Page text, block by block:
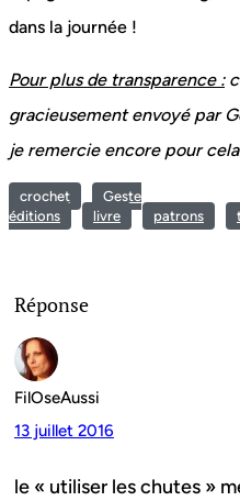
dans la journée !
Pour plus de transparence :
gracieusement envoyé par
je remercie encore pour
crochet
Geste
éditions
livre patrons
Réponse
FilOseAussi
13 juillet 2016
le « utiliser les chutes »